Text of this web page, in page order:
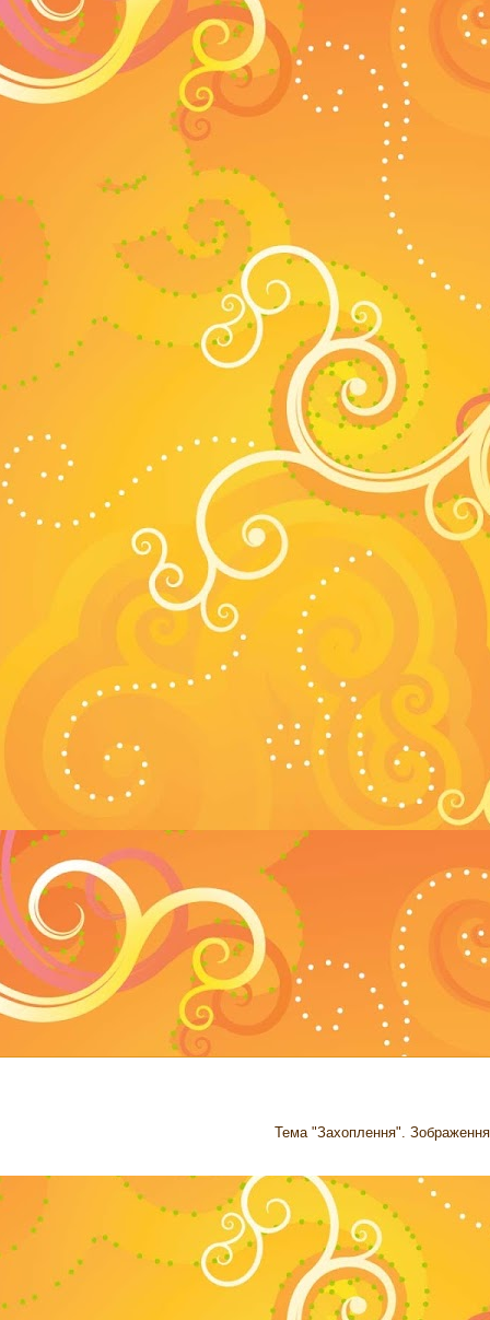
Тема "Захоплення".